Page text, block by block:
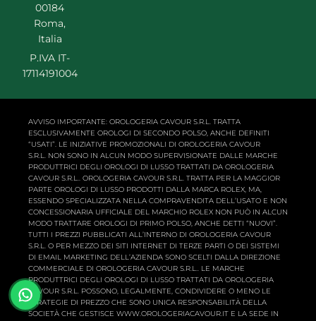
00184
Roma,
Italia
P.IVA IT-
17114191004
AVVISO IMPORTANTE: OROLOGERIA CAVOUR S.R.L. TRATTA
ESCLUSIVAMENTE OROLOGI DI SECONDO POLSO, ANCHE DEFINITI
“USATI”. LE INIZIATIVE PROMOZIONALI DI OROLOGERIA CAVOUR
S.R.L. NON SONO IN ALCUN MODO SUPERVISIONATE DALLE MARCHE
PRODUTTRICI DEGLI OROLOGI DI LUSSO TRATTATI DA OROLOGERIA
CAVOUR S.R.L.. OROLOGERIA CAVOUR S.R.L. TRATTA PER LA MAGGIOR
PARTE OROLOGI DI LUSSO PRODOTTI DALLA MARCA ROLEX, MA,
ESSENDO SPECIALIZZATA NELLA COMPRAVENDITA DELL’USATO E NON
CONCESSIONARIA UFFICIALE DEL MARCHIO ROLEX NON PUÒ IN ALCUN
MODO TRATTARE OROLOGI DI PRIMO POLSO, ANCHE DETTI “NUOVI”.
TUTTI I PREZZI PUBBLICATI ALL’INTERNO DI OROLOGERIA CAVOUR
S.R.L. O PER MEZZO DEI SITI INTERNET DI TERZE PARTI O DEI SISTEMI
DI EMAIL MARKETING DELL’AZIENDA SONO SCELTI DALLA DIREZIONE
COMMERCIALE DI OROLOGERIA CAVOUR S.R.L.. LE MARCHE
PRODUTTRICI DEGLI OROLOGI DI LUSSO TRATTATI DA OROLOGERIA
CAVOUR S.R.L. POSSONO, LEGALMENTE, CONDIVIDERE O MENO LE
STRATEGIE DI PREZZO CHE SONO UNICA RESPONSABILITÀ DELLA
SOCIETÀ CHE GESTISCE WWW.OROLOGERIACAVOUR.IT E LA SEDE IN